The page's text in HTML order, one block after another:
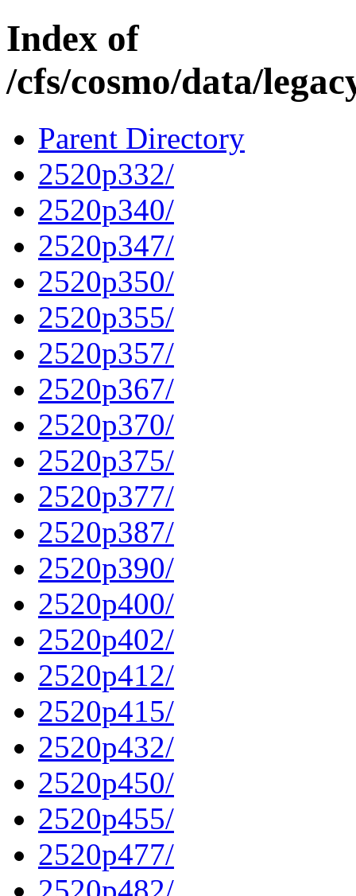
Index of
/cfs/cosmo/data/
Parent Directory
2520p332/
2520p340/
2520p347/
2520p350/
2520p355/
2520p357/
2520p367/
2520p370/
2520p375/
2520p377/
2520p387/
2520p390/
2520p400/
2520p402/
2520p412/
2520p415/
2520p432/
2520p450/
2520p455/
2520p477/